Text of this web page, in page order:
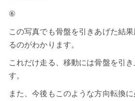
⑥
この写真でも骨盤を引きあげた結
るのがわかります。
これだけ走る、移動には骨盤を引
す。
また、今後もこのような方向転換